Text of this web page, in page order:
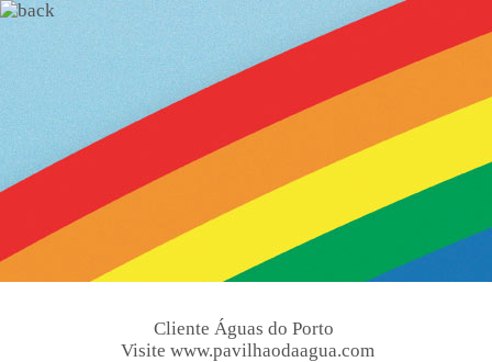
Cliente Águas do Porto
Visitewww.pavilhaodaagua.com